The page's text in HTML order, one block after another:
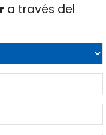
a través del